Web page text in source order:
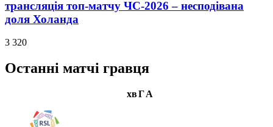
трансляція топ-матчу ЧС-2026 – несподівана
доля Холанда
3 320
Останні матчі гравця
хвГА